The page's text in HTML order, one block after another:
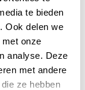
te bieden
Ook delen we
onze
analyse. Deze
met andere
ze hebben
is hij
in Oxford.